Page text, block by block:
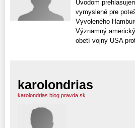
Úvodom
vymyslené pre
Vyvoleného
Významný
obetí vojny USA
karolondrias
karolondrias.blog.pravda.sk